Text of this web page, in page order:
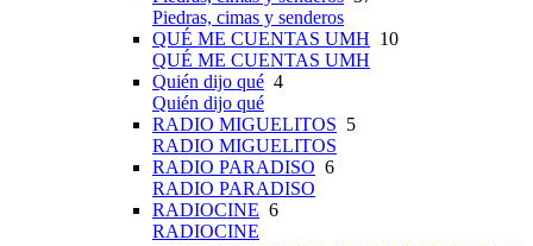
Piedras, cimas y senderos
QUÉ ME CUENTAS UMH 10
QUÉ ME CUENTAS UMH
Quién dijo qué 4
Quién dijo qué
RADIO MIGUELITOS 5
RADIO MIGUELITOS
RADIO PARADISO 6
RADIO PARADISO
RADIOCINE 6
RADIOCINE